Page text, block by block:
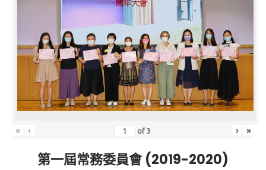
« ‹ of3 › »
第一屆常務委員會 (2019-2020)